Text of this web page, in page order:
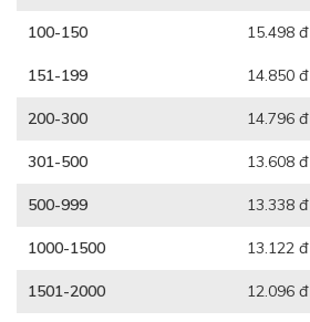
100-150 15.498 đ
151-199 14.850 đ
200-300 14.796 đ
301-500 13.608 đ
500-999 13.338 đ
1000-1500 13.122 đ
1501-2000 12.096 đ